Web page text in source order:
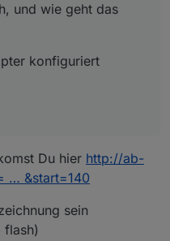
und wie geht das
konfiguriert
Du hier http://ab-
… &start=140
sein
flash)